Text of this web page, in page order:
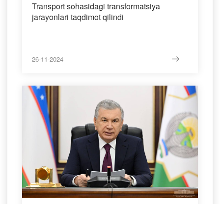
Transport sohasidagi transformatsiya
jarayonlari taqdimot qilindi
26-11-2024